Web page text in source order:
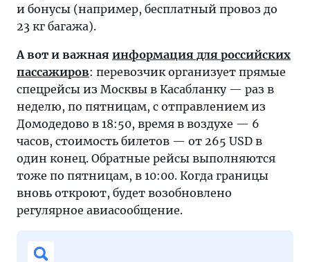
и бонусы (например, бесплатный провоз до
23 кг багажа).
А вот и важная информация для российских
пассажиров: перевозчик организует прямые
спецрейсы из Москвы в Касабланку — раз в
неделю, по пятницам, с отправлением из
Домодедово в 18:50, время в воздухе — 6
часов, стоимость билетов — от 265 USD в
один конец. Обратные рейсы выполняются
тоже по пятницам, в 10:00. Когда границы
вновь откроют, будет возобновлено
регулярное авиасообщение.